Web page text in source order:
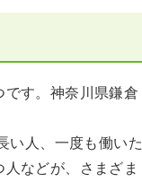
す。神奈川県鎌倉
い人、一度も働いた
などが、さまざま